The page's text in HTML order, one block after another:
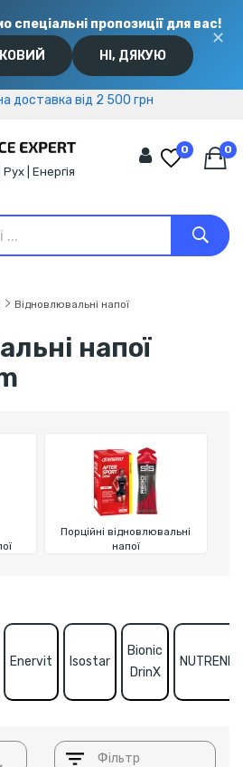
спеціальні пропозиції для вас!
НІ, ДЯКУЮ
✕
доставка від 2 500 грн
доставка від 2 500 грн
| Енергія
0 0
Відновлювальні напої
напої
Порційні відновлювальні
напої
NUTREND
Enervit Isostar
Bionic
DrinX
Фільтр